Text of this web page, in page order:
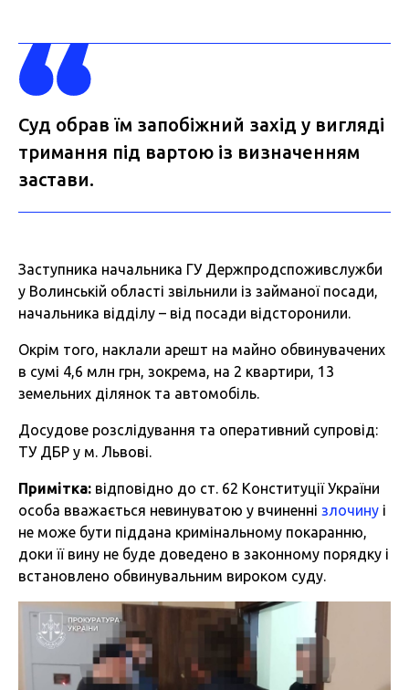
Суд обрав їм запобіжний захід у вигляді
тримання під вартою із визначенням
застави.
Заступника начальника ГУ Держпродспоживслужби
у Волинській області звільнили із займаної посади,
начальника відділу – від посади відсторонили.
Окрім того, наклали арешт на майно обвинувачених
в сумі 4,6 млн грн, зокрема, на 2 квартири, 13
земельних ділянок та автомобіль.
Досудове розслідування та оперативний супровід:
ТУ ДБР у м. Львові.
Примітка: відповідно до ст. 62 Конституції України
особа вважається невинуватою у вчиненні злочину і
не може бути піддана кримінальному покаранню,
доки її вину не буде доведено в законному порядку і
встановлено обвинувальним вироком суду.